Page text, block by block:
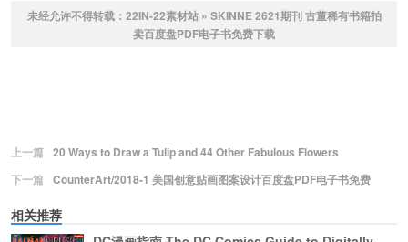
未经允许不得转载： 22IN-22素材站» SKINNE 2621期刊 古董稀有书籍拍
卖百度盘PDF电子书免费下载
上一篇 20 Ways to Draw a Tulip and 44 Other Fabulous Flowers
下一篇 CounterArt/2018-1 美国创意贴画图案设计百度盘PDF电子书免费
相关推荐